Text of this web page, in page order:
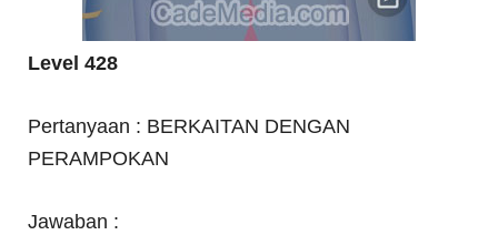
Level 428
Pertanyaan : BERKAITAN DENGAN
PERAMPOKAN
Jawaban :